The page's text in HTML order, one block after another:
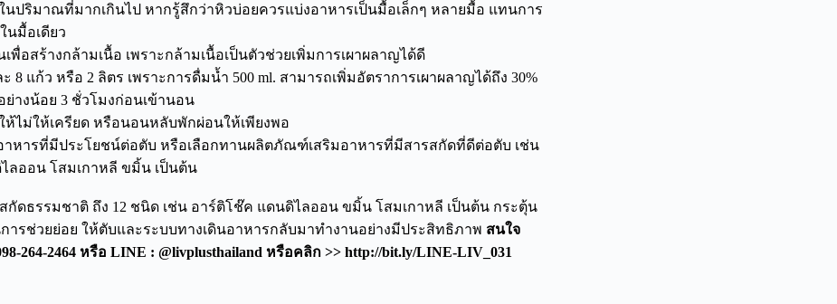
นปริมาณที่มากเกินไป หากรู้สึกว่าหิวบ่อยควรแบ่งอาหารเป็นมื้อเล็กๆ หลายมื้อ แทนการ
นมื้อเดียว
พื่อสร้างกล้ามเนื้อ เพราะกล้ามเนื้อเป็นตัวช่วยเพิ่มการเผาผลาญได้ดี
8 แก้ว หรือ 2 ลิตร เพราะการดื่มน้ำ 500 ml. สามารถเพิ่มอัตราการเผาผลาญได้ถึง 30%
ย่างน้อย 3 ชั่วโมงก่อนเข้านอน
ห้ไม่ให้เครียด หรือนอนหลับพักผ่อนให้เพียงพอ
าหารที่มีประโยชน์ต่อตับ หรือเลือกทานผลิตภัณฑ์เสริมอาหารที่มีสารสกัดที่ดีต่อตับ เช่น
ลออน โสมเกาหลี ขมิ้น เป็นต้น
กัดธรรมชาติ ถึง 12 ชนิด เช่น อาร์ติโช๊ค แดนดิไลออน ขมิ้น โสมเกาหลี เป็นต้น กระตุ้น
ารช่วยย่อย ให้ตับและระบบทางเดินอาหารกลับมาทำงานอย่างมีประสิทธิภาพ สนใจ
264-2464 หรือ LINE : @livplusthailand หรือคลิก >> http://bit.ly/LINE-LIV_031